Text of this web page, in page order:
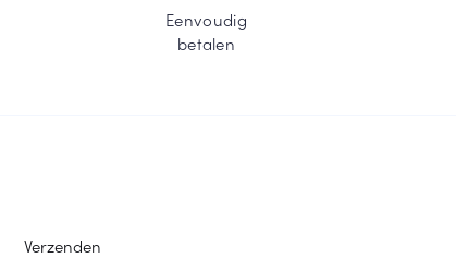
Eenvoudig
betalen
Verzenden